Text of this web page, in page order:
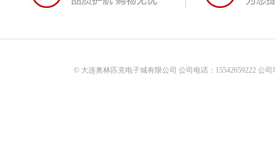
© 大连奥林匹克电子城有限公司 公司电话：15542659222 公